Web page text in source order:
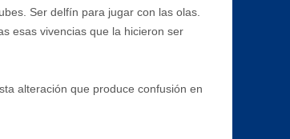
Ser delfín para jugar con las olas.
esas vivencias que la hicieron ser
alteración que produce confusión en